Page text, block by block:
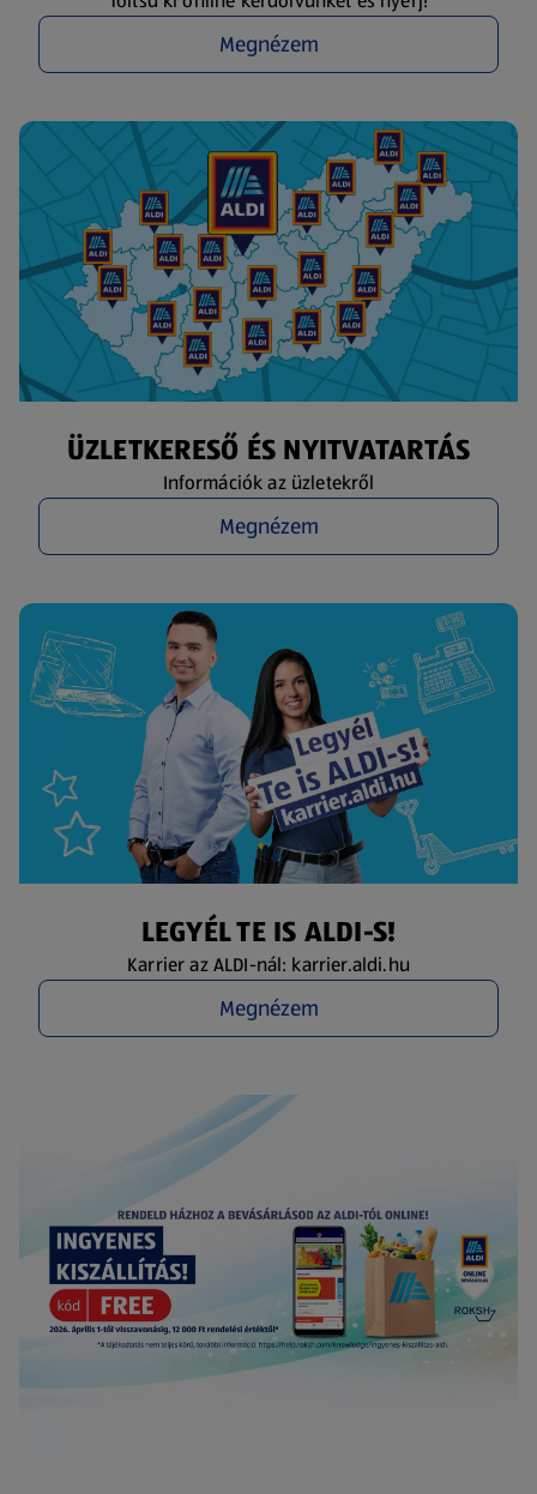
Megnézem
ÜZLETKERESŐ ÉS NYITVATARTÁS
Információk az üzletekről
Megnézem
LEGYÉL TE IS ALDI-S!
Karrier az ALDI-nál: karrier.aldi.hu
Megnézem